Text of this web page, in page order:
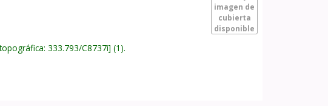
imagen de
cubierta
disponible
333.793/C8737i (1).